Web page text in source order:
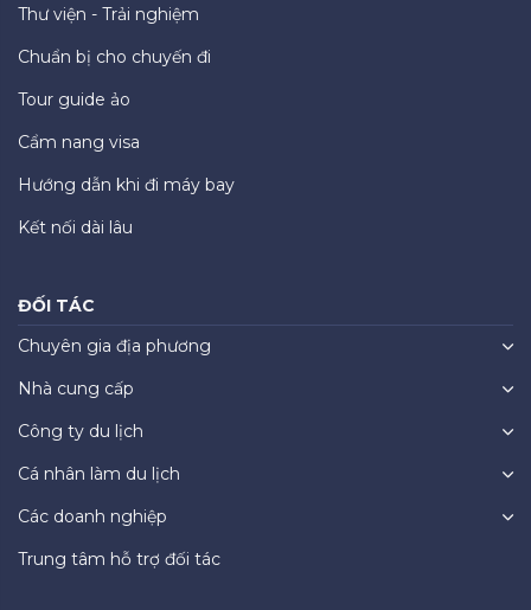
Thư viện - Trải nghiệm
Chuẩn bị cho chuyến đi
Tour guide ảo
Cẩm nang visa
Hướng dẫn khi đi máy bay
Kết nối dài lâu
ĐỐI TÁC
Chuyên gia địa phương
Nhà cung cấp
Công ty du lịch
Cá nhân làm du lịch
Các doanh nghiệp
Trung tâm hỗ trợ đối tác